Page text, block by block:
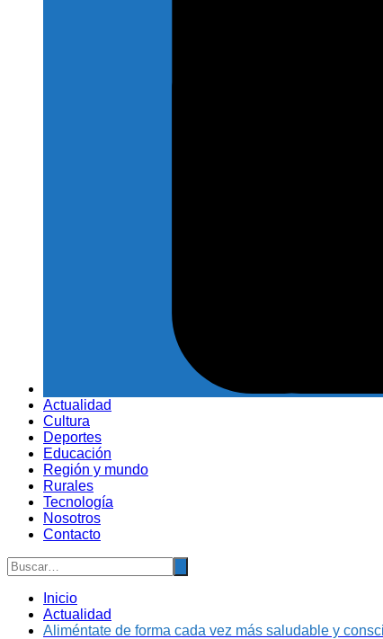
Actualidad
Cultura
Deportes
Educación
Región y mundo
Rurales
Tecnología
Nosotros
Contacto
Inicio
Actualidad
Aliméntate de forma cada vez más saludable y